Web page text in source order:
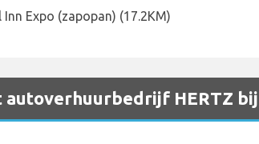
Expo (zapopan) (17.2KM)
autoverhuurbedrijf HERTZ